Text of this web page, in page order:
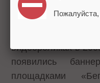
Напомним,
видеороликах в
появились
площадками
Пожалуйста,